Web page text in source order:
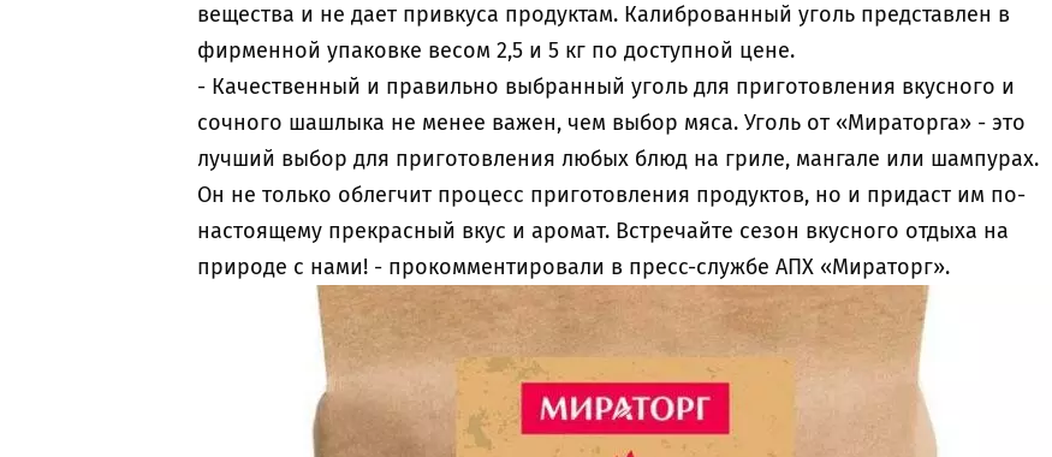
вещества и не дает привкуса продуктам. Калиброванный уголь представлен в
фирменной упаковке весом 2,5 и 5 кг по доступной цене.
- Качественный и правильно выбранный уголь для приготовления вкусного и
сочного шашлыка не менее важен, чем выбор мяса. Уголь от «Мираторга» - это
лучший выбор для приготовления любых блюд на гриле, мангале или шампурах.
Он не только облегчит процесс приготовления продуктов, но и придаст им по-
настоящему прекрасный вкус и аромат. Встречайте сезон вкусного отдыха на
природе с нами! - прокомментировали в пресс-службе АПХ «Мираторг».